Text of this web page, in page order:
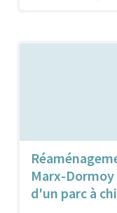
Marx-
d'un parc à